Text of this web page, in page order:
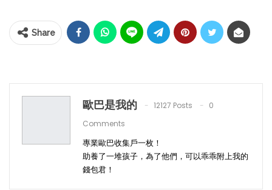
Share
歐巴是我的 12127 Posts
0
Comments
專業歐巴收集戶一枚！
助養了一堆孩子，為了他們，可以乖乖附上我的
錢包君！